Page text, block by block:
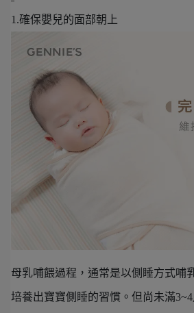
1.確保嬰兒的面部朝上
母乳哺餵過程，通常是以側睡方式哺
培養出寶寶側睡的習慣。但尚未滿